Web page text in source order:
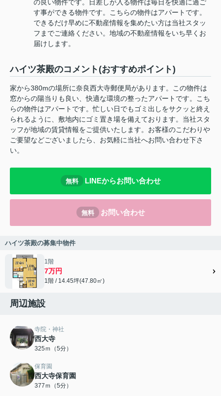
の良い物件です。日差しが入る物件は毎日を快適に過ご
す事ができる物件です。こちらの物件はアパートです。
できるだけ早めに不動産情報を集めたい方は当社スタッ
フまでご連絡ください。地域の不動産情報をいち早くお
届けします。
ハイツ茶殿のコメント(おすすめポイント)
家から380mの場所に奈良西大寺郵便局があります。この物件は
窓からの陽当りも良い、快適な環境の整ったアパートです。こち
らの物件はアパートです。忙しい日でもゴミ出しをサクッと終え
られるように、敷地内にゴミ置き場を備えております。当社スタ
ッフが地域の賃貸情報をご提供いたします。お客様のこだわりや
ご要望などございましたら、お気軽に当社へお問い合わせ下さ
い。
無料 LINEからお問い合わせ
無料 お問い合わせ
ハイツ茶殿の募集中物件
1階
7万円
1階 / 14.45坪(47.80㎡)
周辺施設
寺院・神社
西大寺
325ｍ（5分）
保育園
西大寺保育園
377ｍ（5分）